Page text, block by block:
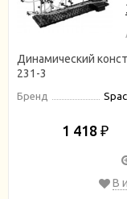
Динамический
231-3
Бренд
1 418 ₽
В